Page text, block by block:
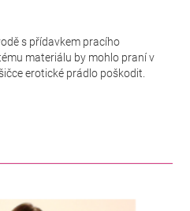
s přídavkem pracího
materiálu by mohlo praní v
erotické prádlo poškodit.